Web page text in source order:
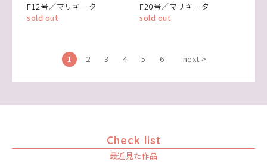
F12号／マリキータ
sold out
F20号／マリキータ
sold out
1 2 3 4 5 6 next >
Check list
最近見た作品